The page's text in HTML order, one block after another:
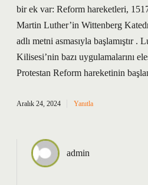
bir ek var: Reform hareketleri,
Martin Luther’in Wittenberg
adlı metni asmasıyla başlamıştır
Kilisesi’nin bazı uygulamalarını
Protestan Reform hareketinin
Aralık 24, 2024 Yanıtla
admin